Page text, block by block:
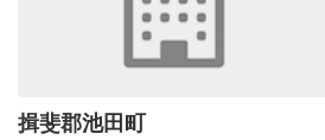
揖斐郡池田町